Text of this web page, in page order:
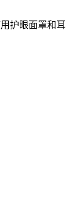
护眼面罩和耳